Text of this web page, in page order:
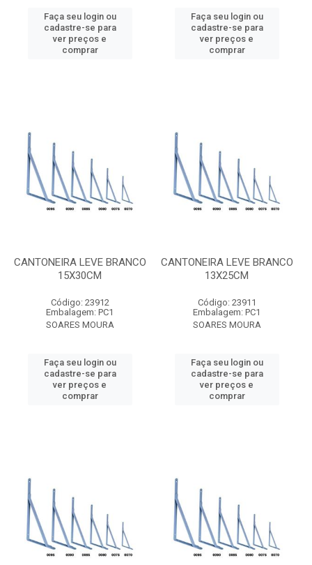
Faça seu login ou
cadastre-se para
ver preços e
comprar
Faça seu login ou
cadastre-se para
ver preços e
comprar
CANTONEIRA LEVE BRANCO
15X30CM
Código: 23912
Embalagem: PC1
SOARES MOURA
Faça seu login ou
cadastre-se para
ver preços e
comprar
CANTONEIRA LEVE BRANCO
13X25CM
Código: 23911
Embalagem: PC1
SOARES MOURA
Faça seu login ou
cadastre-se para
ver preços e
comprar